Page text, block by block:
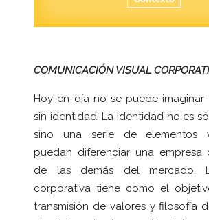
COMUNICACIÓN VISUAL
Hoy en día no se puede imaginar
sin identidad. La identidad no es
sino una serie de elementos
puedan diferenciar una empresa
de las demás del mercado.
corporativa tiene como el
transmisión de valores y filosofía